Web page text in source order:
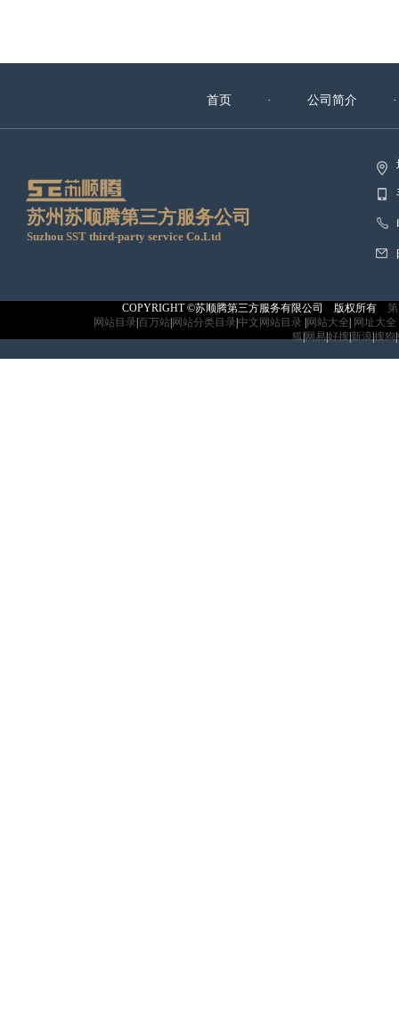
首页 · 公司简介 ·
COPYRIGHT©苏顺腾第三方服务有限公司 版权所有
网站目录百万站 网站分类目录中文网站目录 网站大全 网址大全
狐|网易|好搜|新浪|搜狗|
苏州苏顺腾第三方服务公司
Suzhou SST third-party service Co.Ltd